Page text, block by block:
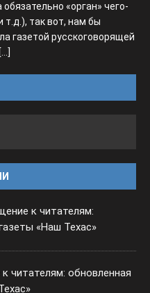
«орган» чего-
т.д.), так вот, нам бы
газетой русскоговорящей
[...]
к читателям:
«Наш Техас»
читателям: обновленная